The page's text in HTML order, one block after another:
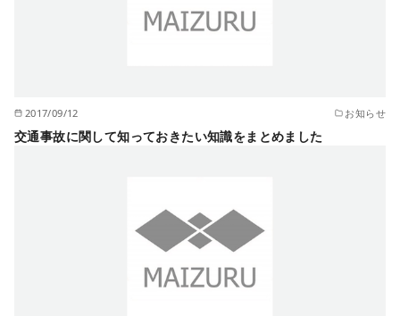
2017/09/12 お知らせ
交通事故に関して知っておきたい知識をまとめました